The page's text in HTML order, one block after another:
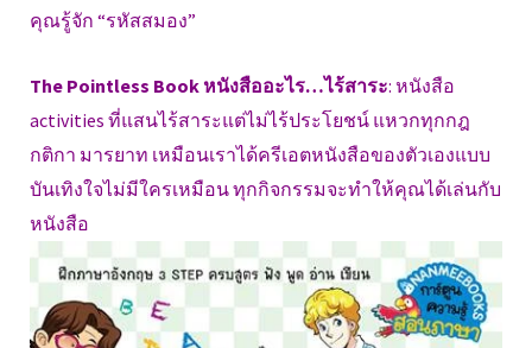
คุณรู้จัก “รหัสสมอง”
The Pointless Book หนังสืออะไร…ไร้สาระ: หนังสือ
activities ที่แสนไร้สาระแต่ไม่ไร้ประโยชน์ แหวกทุกกฎ
กติกา มารยาท เหมือนเราได้ครีเอตหนังสือของตัวเองแบบ
บันเทิงใจไม่มีใครเหมือน ทุกกิจกรรมจะทำให้คุณได้เล่นกับ
หนังสือ